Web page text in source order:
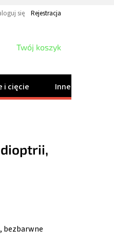
się Rejestracja
KOSZYK
Twój koszyk
i cięcie Inne produkty
bezbarwne
dioptrii,